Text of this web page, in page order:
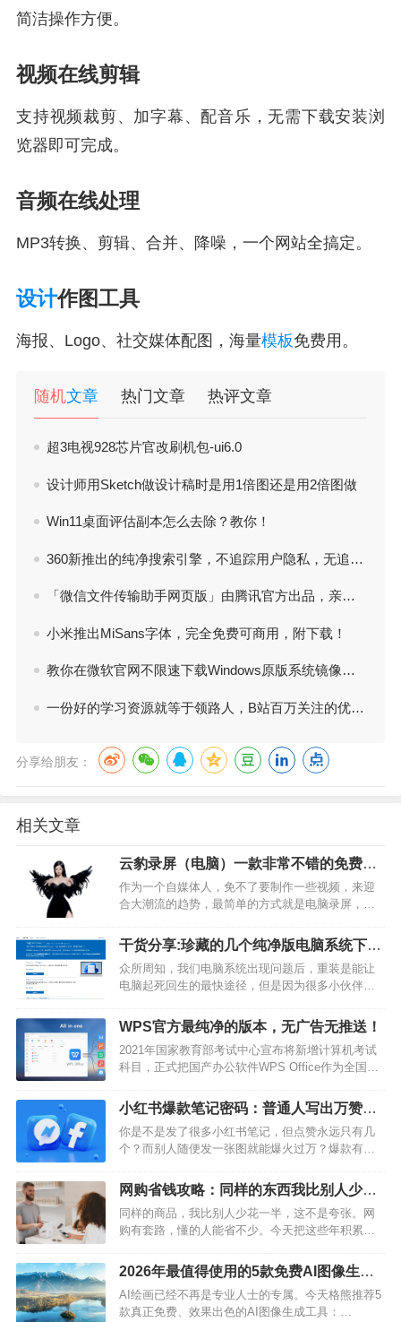
简洁操作方便。
视频在线剪辑
支持视频裁剪、加字幕、配音乐，无需下载安装浏
览器即可完成。
音频在线处理
MP3转换、剪辑、合并、降噪，一个网站全搞定。
设计作图工具
海报、Logo、社交媒体配图，海量模板免费用。
随机文章 热门文章 热评文章
超3电视928芯片官改刷机包-ui6.0
设计师用Sketch做设计稿时是用1倍图还是用2倍图做
Win11桌面评估副本怎么去除？教你！
360新推出的纯净搜索引擎，不追踪用户隐私，无追搜索
「微信文件传输助手网页版」由腾讯官方出品，亲测超级方便
小米推出MiSans字体，完全免费可商用，附下载！
教你在微软官网不限速下载Windows原版系统镜像文件！
一份好的学习资源就等于领路人，B站百万关注的优质资源合集！免费分享
分享给朋友：
相关文章
云豹录屏（电脑）一款非常不错的免费录
屏软件，体积小巧方便
作为一个自媒体人，免不了要制作一些视频，来迎
合大潮流的趋势，最简单的方式就是电脑录屏，不
现了一款非常不错的录屏软件，分享给博友们，个
人感觉这款软件上手简单，作为入门录屏最合适不
过。（每日美图·解除眼疲劳）【云豹录屏】是一款
精致小巧的录屏软件，这款软件无需安…
干货分享:珍藏的几个纯净版电脑系统下载
网站,有一个我用了好几年!
众所周知，我们电脑系统出现问题后，重装是能让
电脑起死回生的最快途径，但是因为很多小伙伴因
的系统，今天就给大家分享格熊自己收藏的几个纯
净系统网站和方法。NO.1 微软官网推荐指数：
★★★★☆传送门：win10：
https://www.microsoft.co…
WPS官方最纯净的版本，无广告无推送！
2021年国家教育部考试中心宣布将新增计算机考试
科目，正式把国产办公软件WPS Office作为全国计
《全国计算机等级考试教材目录（2022年版）》。
之前MS Office一直是计算机二级考试的科目，现在
将WPS也作为考试科目，势必会吸引一大批的大学
生用户下…
小红书爆款笔记密码：普通人写出万赞内
容的实战技巧
你是不是发了很多小红书笔记，但点赞永远只有几
个？而别人随便发一张图就能爆火过万？爆款有密
总结了这些实战技巧。技巧一：封面图是爆款的
80%小红书是一个以图为主的内容平台，封面图决
定了用户会不会点进来。爆款封面公式：大字标题
+ 冲击感画面：比如"…
网购省钱攻略：同样的东西我比别人少花
一半
同样的商品，我比别人少花一半，这不是夸张。网
购有套路，懂的人能省不少。今天把这些年积累的
品，不同平台价格能差一倍。买之前先比价，别当
了冤大头。推荐几个比价工具：慢慢买：查历史价
格，看是不是真的在打折购物党：浏览器插件，自
动显示各平台最低价什么值得买：看别人分…
2026年最值得使用的5款免费AI图像生成
工具，零成本创作高质量图片
AI绘画已经不再是专业人士的专属。今天格熊推荐5
款真正免费、效果出色的AI图像生成工具：